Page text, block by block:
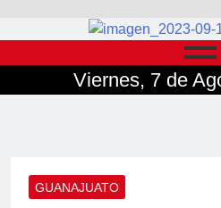
Viernes, 7 de
GUANAJUATO